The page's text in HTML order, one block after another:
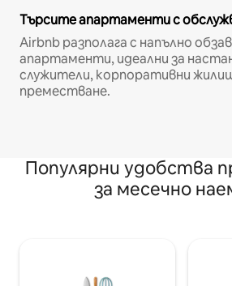
Търсите апартаменти с
Airbnb разполага с напълно
апартаменти, идеални за
служители, корпоративни
преместване.
Популярни удобства
за месечно